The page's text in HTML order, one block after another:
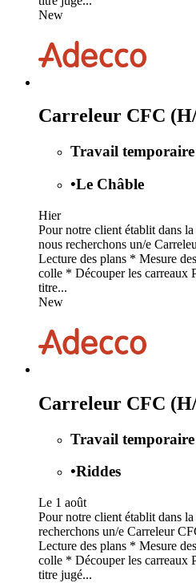
New
Carreleur CFC
Travail temporaire
•Le Châble
Hier
Pour notre client établit dans
nous recherchons un/e
Lecture des plans * Mesure
colle * Découper les carreaux
titre...
New
Carreleur CFC
Travail temporaire
•Riddes
Le 1 août
Pour notre client établit dans
recherchons un/e Carreleur
Lecture des plans * Mesure
colle * Découper les carreaux
titre jugé...